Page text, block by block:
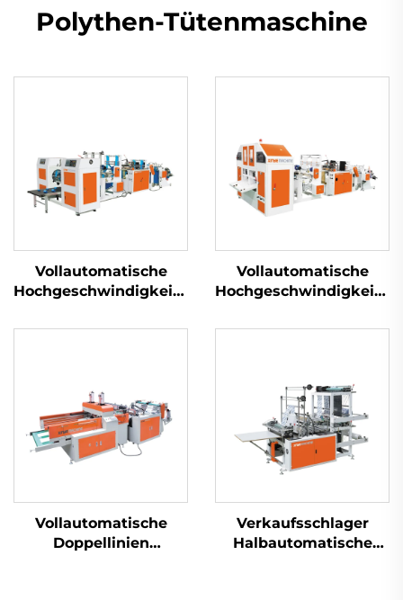
Polythen-Tütenmaschine
Vollautomatische
Hochgeschwindigkeits-
Herstellung von
Vollautomatische
Hochgeschwindigkeits-
Maschine
Vollautomatische
Doppellinien
Verkaufsschlager
Halbautomatische